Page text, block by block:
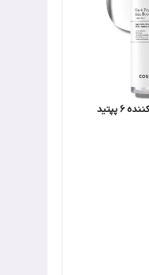
بوستر سرم تقویت کننده 6 پپتید